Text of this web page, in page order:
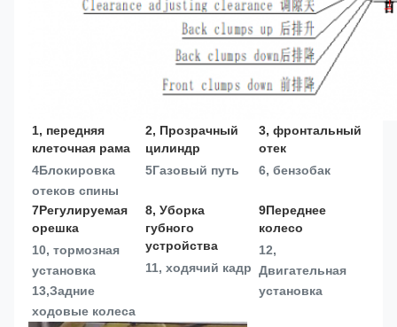
1, передняя
клеточная рама
4Блокировка
отеков спины
2, Прозрачный
цилиндр
5Газовый путь
3, фронтальный
отек
6, бензобак
7Регулируемая
орешка
10, тормозная
установка
13,Задние
ходовые колеса
8, Уборка
губного
устройства
11, ходячий кадр
9Переднее
колесо
12,
Двигательная
установка